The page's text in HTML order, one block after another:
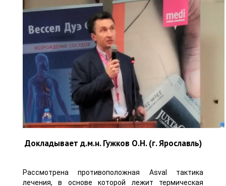
Докладывает д.м.н. Гужков О.Н. (г. Ярославль)
Рассмотрена противоположная Asval тактика
лечения, в основе которой лежит термическая